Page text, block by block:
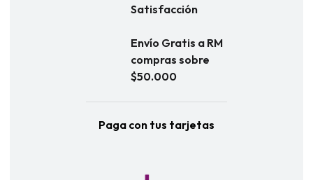
Satisfacción
Envío Gratis a RM
compras sobre
$50.000
Paga con tus tarjetas